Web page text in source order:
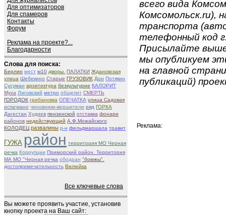
Для оптимизаторов
Для спамеров
Контакты
Форум
Реклама на проекте?...
Благодарности
Слова для поиска:
Берлин мест м10 дворы. ПАЛАТКИ Ждановская
улица Шебекино Старые ГРУЗОВИК Дон Потякин
Сусуман архитектура безкультурие КАЛОРИТ
Муха Лиговский метро общепит СМЕРТЬ
ГОРОДОК грибановка ОПЕЧАТКА улица Садовая
испачкано чиновники-вершители ряд ГОРКА
Дагестан Худиев пензенской отставка фонари
районов недействующий А.Ф.Можайского
КОЛОДЕЦ развалины р-н фельдмаршала травит
ГУЖА район территория МО Черная
речка Коррупции Приморский район. Территория
МА МО "Черная речка ободран "бомжы".
достопримечательность Вилюйка
Все ключевые слова
Вы можете проявить участие, установив
кнопку проекта на Ваш сайт:
всего вида
Комсомольск.ru),
транспорта
телефонный код
Присылайте
мы опубликуем
на главной
публикаций)
Реклама: